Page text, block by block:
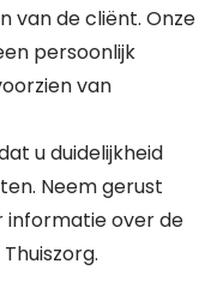
van de cliënt. Onze
persoonlijk
van
u duidelijkheid
Neem gerust
over de